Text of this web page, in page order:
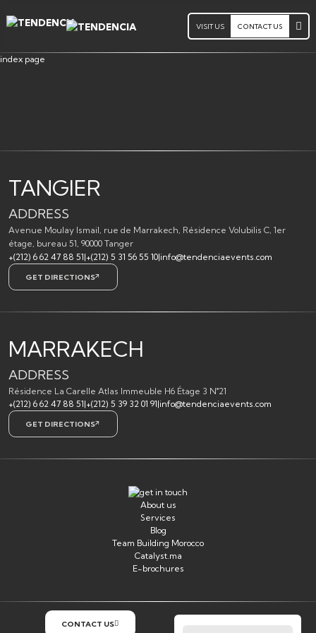
VISIT US CONTACT US
index page
TANGIER
ADDRESS
Avenue Moulay Ismail, rue de Marrakech, Résidence Volubilis C, 1er
étage, bureau 51, 90000 Tanger
+(212) 6 62 47 88 51|+(212) 5 31 56 55 10|info@tendenciaevents.com
GET DIRECTIONS
MARRAKECH
ADDRESS
Résidence La Carelle Atlas Immeuble H6 Étage 3 N°21
+(212) 6 62 47 88 51|+(212) 5 39 32 01 91|info@tendenciaevents.com
GET DIRECTIONS
About us
Services
Blog
Team Building Morocco
Catalyst.ma
E-brochures
CONTACT US